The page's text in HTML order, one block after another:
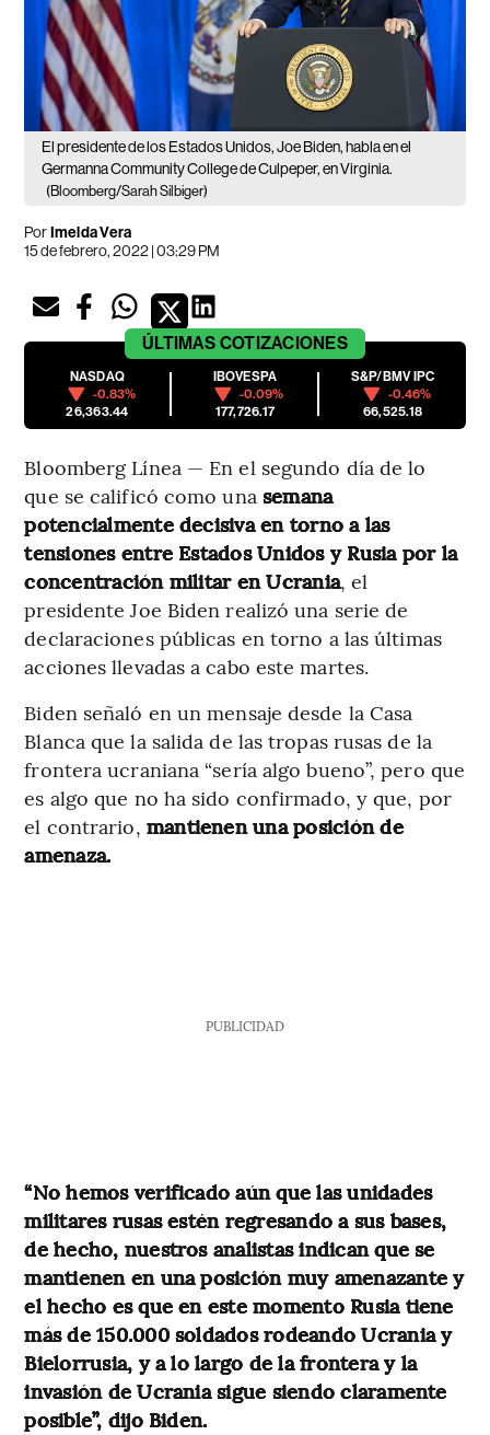
El presidente de los Estados Unidos, Joe Biden, habla en el
Germanna Community College de Culpeper, en Virginia.
(Bloomberg/Sarah Silbiger)
PorImelda Vera
15 de febrero, 2022 | 03:29 PM
ÚLTIMAS COTIZACIONES
NASDAQ
-0.83%
26,363.44
IBOVESPA
-0.09%
177,726.17
S&P/BMV IPC
-0.46%
66,525.18
Bloomberg Línea — En el segundo día de lo
que se calificó como una semana
potencialmente decisiva en torno a las
tensiones entre Estados Unidos y Rusia por la
concentración militar en Ucrania, el
presidente Joe Biden realizó una serie de
declaraciones públicas en torno a las últimas
acciones llevadas a cabo este martes.
Biden señaló en un mensaje desde la Casa
Blanca que la salida de las tropas rusas de la
frontera ucraniana “sería algo bueno”, pero que
es algo que no ha sido confirmado, y que, por
el contrario, mantienen una posición de
amenaza.
PUBLICIDAD
“No hemos verificado aún que las unidades
militares rusas estén regresando a sus bases,
de hecho, nuestros analistas indican que se
mantienen en una posición muy amenazante y
el hecho es que en este momento Rusia tiene
más de 150.000 soldados rodeando Ucrania y
Bielorrusia, y a lo largo de la frontera y la
invasión de Ucrania sigue siendo claramente
posible”, dijo Biden.